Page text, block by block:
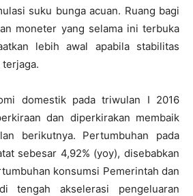
suku bunga acuan. Ruang bagi
moneter yang selama ini terbuka
lebih awal apabila stabilitas
domestik pada triwulan I 2016
dan diperkirakan membaik
berikutnya. Pertumbuhan pada
sebesar 4,92% (yoy), disebabkan
konsumsi Pemerintah dan
tengah akselerasi pengeluaran